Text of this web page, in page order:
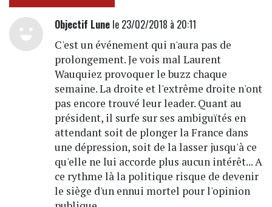
Objectif Lunele 23/02/2018 à 20:11
C'est un événement qui n'aura pas de
prolongement. Je vois mal Laurent
Wauquiez provoquer le buzz chaque
semaine. La droite et l'extrême droite n'ont
pas encore trouvé leur leader. Quant au
président, il surfe sur ses ambiguïtés en
attendant soit de plonger la France dans
une dépression, soit de la lasser jusqu'à ce
qu'elle ne lui accorde plus aucun intérêt... A
ce rythme là la politique risque de devenir
le siège d'un ennui mortel pour l'opinion